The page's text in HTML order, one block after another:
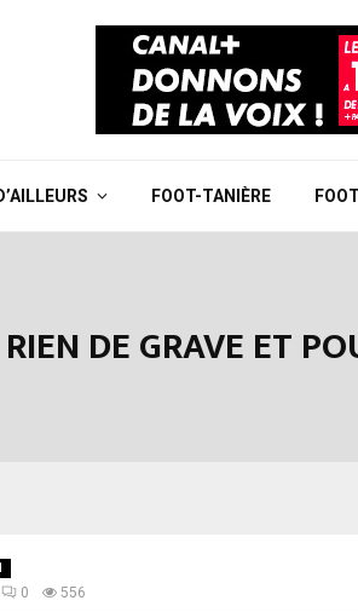
FOOT-TANIÈRE
DE GRAVE ET
0 556